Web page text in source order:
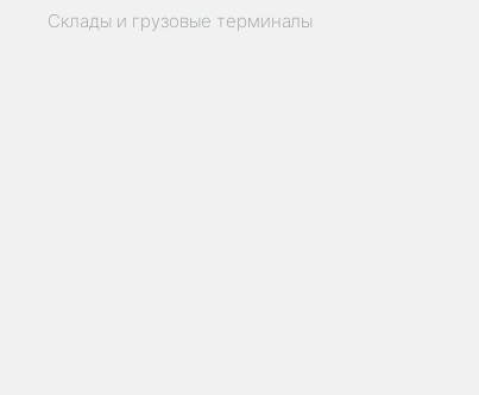
Склады и грузовые терминалы